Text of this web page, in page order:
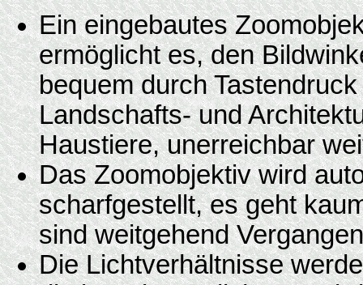
Ein eingebautes
ermöglicht es, den
bequem durch
Landschafts- und
Haustiere, unerreichbar
Das Zoomobjektiv wird
scharfgestellt, es geht
sind weitgehend
Die Lichtverhältnisse